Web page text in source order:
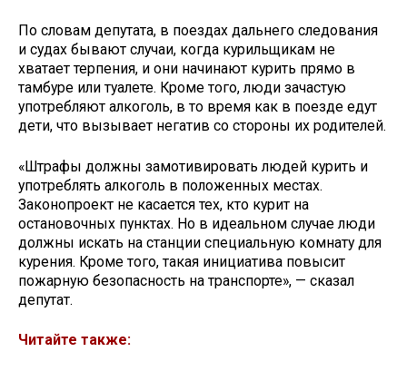
По словам депутата, в поездах дальнего следования
и судах бывают случаи, когда курильщикам не
хватает терпения, и они начинают курить прямо в
тамбуре или туалете. Кроме того, люди зачастую
употребляют алкоголь, в то время как в поезде едут
дети, что вызывает негатив со стороны их родителей.
«Штрафы должны замотивировать людей курить и
употреблять алкоголь в положенных местах.
Законопроект не касается тех, кто курит на
остановочных пунктах. Но в идеальном случае люди
должны искать на станции специальную комнату для
курения. Кроме того, такая инициатива повысит
пожарную безопасность на транспорте», — сказал
депутат.
Читайте также: